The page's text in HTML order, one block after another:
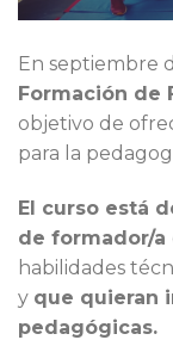
En septiembre
Formación de
objetivo de
para la
El curso está
de formador/a
habilidades
y que quieran
pedagógicas.